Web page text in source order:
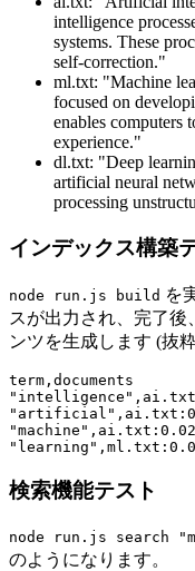
intelligence
systems. These
self-correction."
ml.txt: "Machine
focused on
enables computers
experience."
dl.txt: "Deep
artificial neural
processing
インデックス構築
node run.js build を
スが出力され、完了後、
ンツを生成します (抜粋
term,documents
検索機能テスト
node run.js search
のようになります。